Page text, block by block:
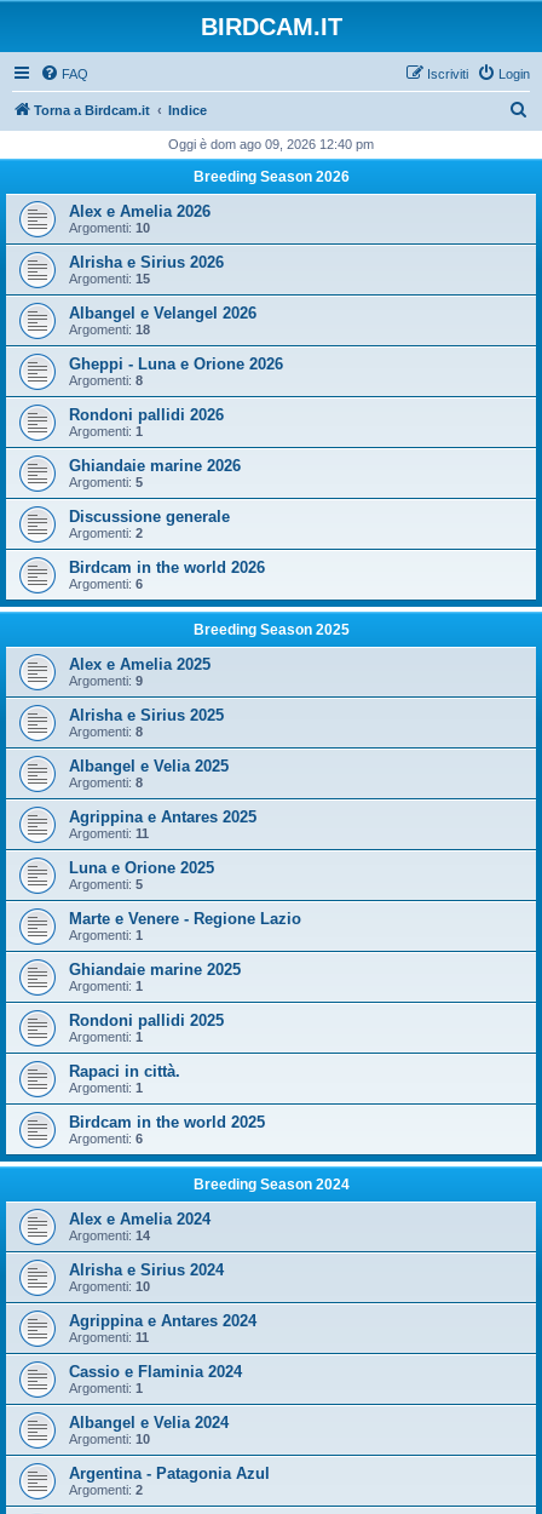
BIRDCAM.IT
FAQ Login
Iscriviti
Torna a Birdcam.it Indice
c
Oggi è dom ago 09, 2026 12:40 pm
Breeding Season 2026
Alex e Amelia 2026
Argomenti: 10
Alrisha e Sirius 2026
Argomenti: 15
Albangel e Velangel 2026
Argomenti: 18
Gheppi - Luna e Orione 2026
Argomenti: 8
Rondoni pallidi 2026
Argomenti: 1
Ghiandaie marine 2026
Argomenti: 5
Discussione generale
Argomenti: 2
Birdcam in the world 2026
Argomenti: 6
Breeding Season 2025
Alex e Amelia 2025
Argomenti: 9
Alrisha e Sirius 2025
Argomenti: 8
Albangel e Velia 2025
Argomenti: 8
Agrippina e Antares 2025
Argomenti: 11
Luna e Orione 2025
Argomenti: 5
Marte e Venere - Regione Lazio
Argomenti: 1
Ghiandaie marine 2025
Argomenti: 1
Rondoni pallidi 2025
Argomenti: 1
Rapaci in città.
Argomenti: 1
Birdcam in the world 2025
Argomenti: 6
Breeding Season 2024
Alex e Amelia 2024
Argomenti: 14
Alrisha e Sirius 2024
Argomenti: 10
Agrippina e Antares 2024
Argomenti: 11
Cassio e Flaminia 2024
Argomenti: 1
Albangel e Velia 2024
Argomenti: 10
Argentina - Patagonia Azul
Argomenti: 2